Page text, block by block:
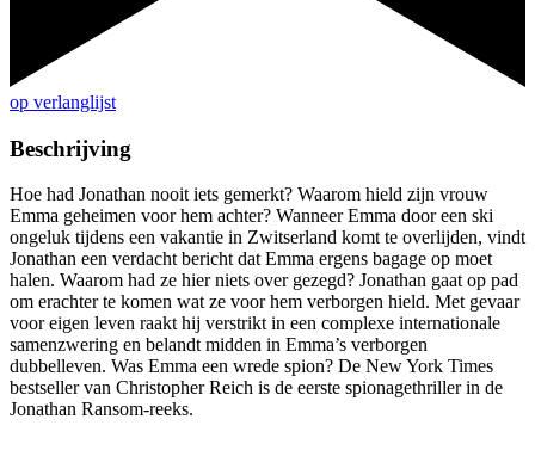
op verlanglijst
Beschrijving
Hoe had Jonathan nooit iets gemerkt? Waarom hield zijn vrouw
Emma geheimen voor hem achter? Wanneer Emma door een ski
ongeluk tijdens een vakantie in Zwitserland komt te overlijden, vindt
Jonathan een verdacht bericht dat Emma ergens bagage op moet
halen. Waarom had ze hier niets over gezegd? Jonathan gaat op pad
om erachter te komen wat ze voor hem verborgen hield. Met gevaar
voor eigen leven raakt hij verstrikt in een complexe internationale
samenzwering en belandt midden in Emma’s verborgen
dubbelleven. Was Emma een wrede spion? De New York Times
bestseller van Christopher Reich is de eerste spionagethriller in de
Jonathan Ransom-reeks.